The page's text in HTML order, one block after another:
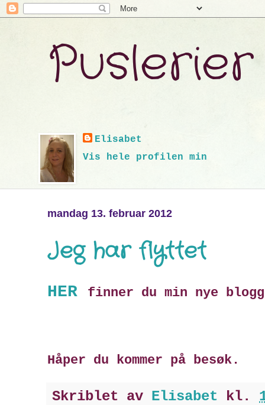
Puslerier
Elisabet
Vis hele profilen min
mandag 13. februar 2012
Jeg har flyttet
HER finner du min nye
Håper du kommer på besøk.
Skriblet av Elisabet kl.